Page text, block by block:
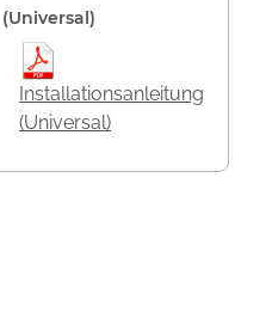
Installationsanleitung
(Universal)